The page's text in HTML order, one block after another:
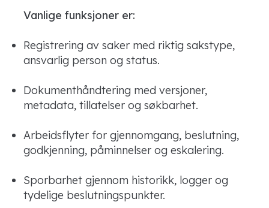
Vanlige funksjoner er:
Registrering av saker med riktig sakstype,
ansvarlig person og status.
Dokumenthåndtering med versjoner,
metadata, tillatelser og søkbarhet.
Arbeidsflyter for gjennomgang, beslutning,
godkjenning, påminnelser og eskalering.
Sporbarhet gjennom historikk, logger og
tydelige beslutningspunkter.